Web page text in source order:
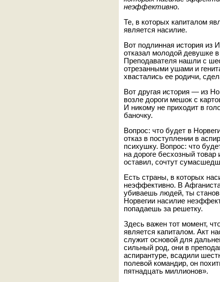
неэффективно.
Те, в которых капиталом
является насилие.
Вот подлинная история из
отказал молодой девушке
Преподавателя нашли с
отрезанными ушами и
хвастались ее родичи,
Вот другая история — из
возле дороги мешок с
И никому не приходит в
баночку.
Вопрос: что будет в
отказ в поступлении в
психушку. Вопрос: что
на дороге бесхозный товар
оставил, сочтут
Есть страны, в которых
неэффективно. В
убиваешь людей, ты
Норвегии насилие
попадаешь за решетку.
Здесь важен тот момент,
является капиталом. Акт
служит основой для
сильный род, они в
аспирантуре, всадили
полевой командир, он
пятнадцать миллионов».